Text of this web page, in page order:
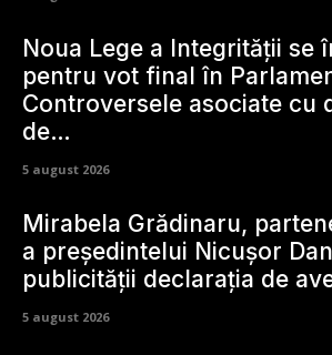
Noua Lege a Integrității se
pentru vot final în
Controversele asociate cu
de…
5 august 2026
Mirabela Grădinaru,
a președintelui Nicușor
publicității declarația de
5 august 2026